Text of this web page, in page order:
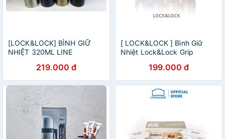
[LOCK&LOCK] BÌNH GIỮ
NHIỆT 320ML LINE
LHC4122219.000 đ
[ LOCK&LOCK ] Bình Giữ
Nhiệt Lock&Lock Grip
199.000 đ